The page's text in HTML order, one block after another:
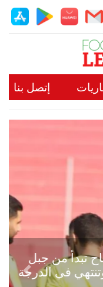
إتصل بنا
Next